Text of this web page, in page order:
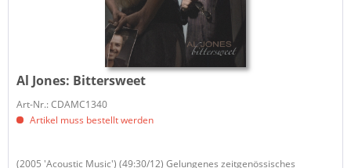
Al Jones: Bittersweet
Art-Nr.: CDAMC1340
Artikel muss bestellt werden
(2005 'Acoustic Music') (49:30/12) Gelungenes zeitgenössisches